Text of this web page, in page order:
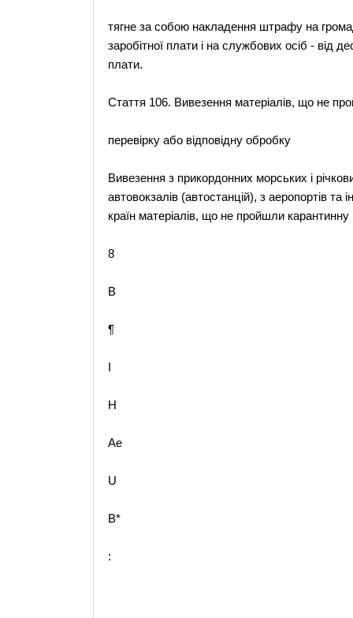
тягне за собою накладення штрафу на
заробітної плати і на службових осіб - від
плати.
Стаття 106. Вивезення матеріалів, що не
перевірку або відповідну обробку
Вивезення з прикордонних морських і
автовокзалів (автостанцій), з аеропортів та
країн матеріалів, що не пройшли карантинну
8
B
¶
I
H
Ae
U
B*
: